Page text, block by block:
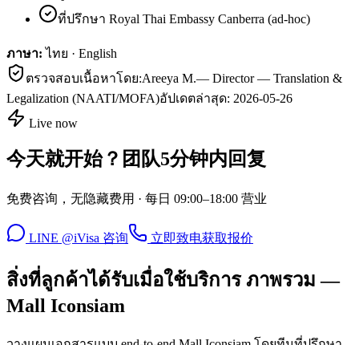
ที่ปรึกษา Royal Thai Embassy Canberra (ad-hoc)
ภาษา: ไทย · English
ตรวจสอบเนื้อหาโดย:Areeya M.— Director — Translation &
Legalization (NAATI/MOFA)อัปเดตล่าสุด: 2026-05-26
Live now
今天就开始？团队5分钟内回复
免费咨询，无隐藏费用 · 每日 09:00–18:00 营业
LINE @iVisa 咨询 立即致电获取报价
สิ่งที่ลูกค้าได้รับเมื่อใช้บริการ ภาพรวม —
Mall Iconsiam